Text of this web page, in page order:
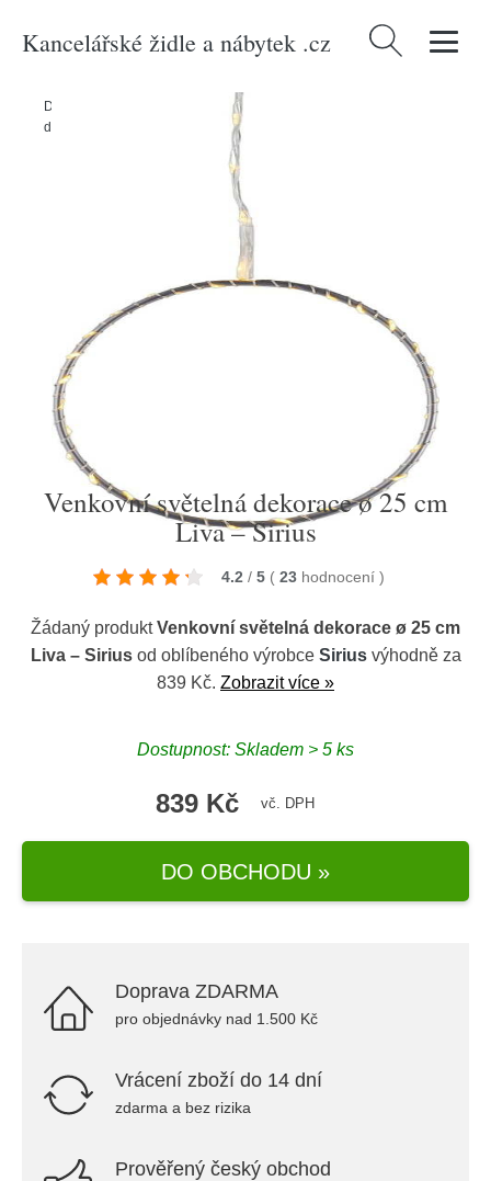
Kancelářské židle a nábytek .cz Vyhledávání
Domů
> Svítidla > Dekorativní osvětlení > Světelné
dekorace
Venkovní světelná dekorace ø 25 cm Liva – Sirius
Venkovní světelná dekorace ø 25 cm
Liva – Sirius
4.2 / 5 ( 23 hodnocení )
Žádaný produktVenkovní světelná dekorace ø 25 cm
Liva – Siriusod oblíbeného výrobce Siriusvýhodně za
839 Kč. Zobrazit více »
Dostupnost: Skladem > 5 ks
839 Kč vč. DPH
DO OBCHODU »
Doprava ZDARMA
pro objednávky nad 1.500 Kč
Vrácení zboží do 14 dní
zdarma a bez rizika
Prověřený český obchod